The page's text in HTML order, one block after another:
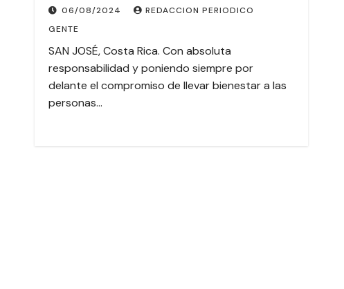
06/08/2024
REDACCION PERIODICO
GENTE
SAN JOSÉ, Costa Rica. Con absoluta
responsabilidad y poniendo siempre por
delante el compromiso de llevar bienestar a las
personas…